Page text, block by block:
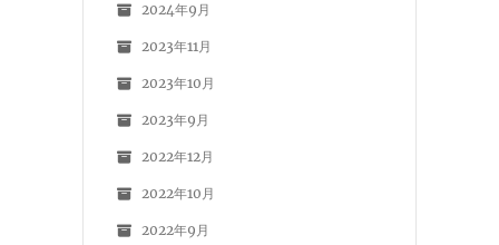
2024年9月
2023年11月
2023年10月
2023年9月
2022年12月
2022年10月
2022年9月